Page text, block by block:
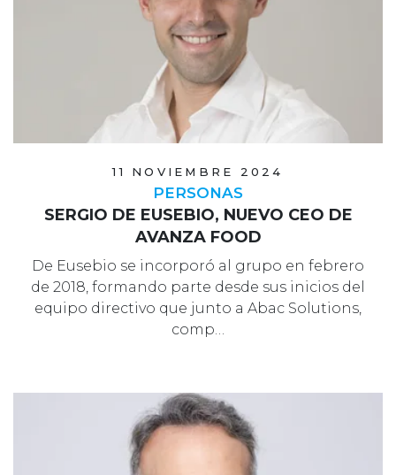
11 NOVIEMBRE 2024
PERSONAS
SERGIO DE EUSEBIO, NUEVO CEO DE
AVANZA FOOD
De Eusebio se incorporó al grupo en febrero
de 2018, formando parte desde sus inicios del
equipo directivo que junto a Abac Solutions,
comp…